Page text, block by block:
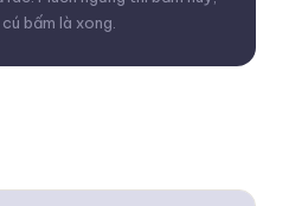
bấm là xong.